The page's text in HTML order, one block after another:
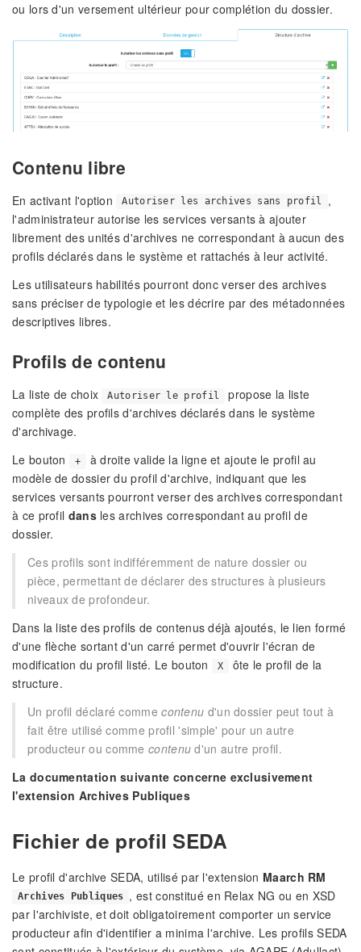
ou lors d'un versement ultérieur pour complétion du dossier.
Contenu libre
En activant l'option Autoriser les archives sans profil
,
l'administrateur autorise les services versants à ajouter
librement des unités d'archives ne correspondant à aucun des
profils déclarés dans le système et rattachés à leur activité.
Les utilisateurs habilités pourront donc verser des archives
sans préciser de typologie et les décrire par des métadonnées
descriptives libres.
Profils de contenu
La liste de choix Autoriser le profil
propose la liste
complète des profils d'archives déclarés dans le système
d'archivage.
Le bouton
+
à droite valide la ligne et ajoute le profil au
modèle de dossier du profil d'archive, indiquant que les
services versants pourront verser des archives correspondant
à ce profil dansles archives correspondant au profil de
dossier.
Ces profils sont indifféremment de nature dossier ou
pièce, permettant de déclarer des structures à plusieurs
niveaux de profondeur.
Dans la liste des profils de contenus déjà ajoutés, le lien formé
d'une flèche sortant d'un carré permet d'ouvrir l'écran de
modification du profil listé. Le bouton
X
ôte le profil de la
structure.
Un profil déclaré commecontenu d'un dossier peut tout à
fait être utilisé comme profil 'simple' pour un autre
producteur ou commecontenu d'un autre profil.
La documentation suivante concerne exclusivement
l'extension Archives Publiques
Fichier de profil SEDA
Le profil d'archive SEDA, utilisé par l'extension Maarch RM
Archives Publiques , est constitué en Relax NG ou en XSD
par l'archiviste, et doit obligatoirement comporter un service
producteur afin d'identifier a minima l'archive. Les profils SEDA